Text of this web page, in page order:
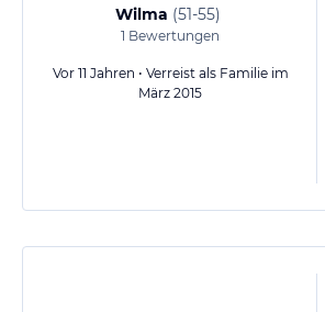
Wilma (51-55)
1 Bewertungen
Vor 11 Jahren • Verreist als Familie im
März 2015